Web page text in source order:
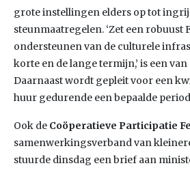
grote instellingen elders op tot
steunmaatregelen. ‘Zet een robuust
ondersteunen van de culturele
korte en de lange termijn,’ is een
Daarnaast wordt gepleit voor een
huur gedurende een bepaalde
Ook de Coöperatieve Participatie
samenwerkingsverband van
stuurde dinsdag een brief aan